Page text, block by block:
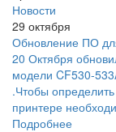
Новости
29 октября
Обновление ПО
20 Октября
модели CF530-
.Чтобы
принтере
Подробнее